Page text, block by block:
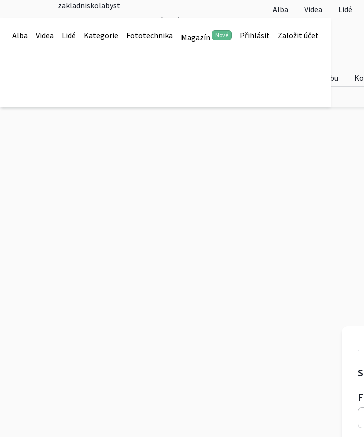
Alba Videa Lidé
Alba Videa Lidé Kategorie Fototechnika Magazín Nové Přihlásit Založit účet
zakladniskolabyst
Soutěž s ptačí tématikou
O albu